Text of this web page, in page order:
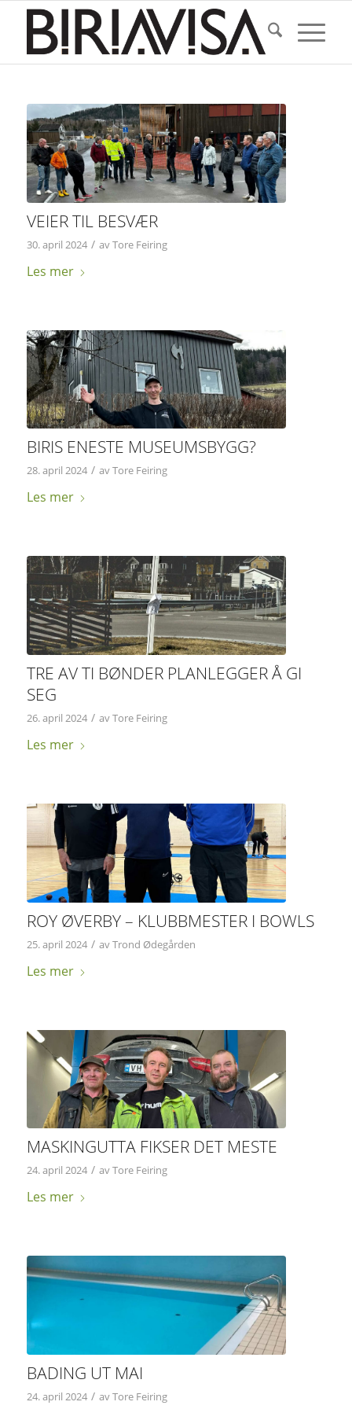
VEIER TIL BESVÆR
30. april 2024 / avTore Feiring
Les mer
BIRIS ENESTE MUSEUMSBYGG?
28. april 2024 / avTore Feiring
Les mer
TRE AV TI BØNDER PLANLEGGER Å GI
SEG
26. april 2024 / avTore Feiring
Les mer
ROY ØVERBY – KLUBBMESTER I BOWLS
25. april 2024 / avTrond Ødegården
Les mer
MASKINGUTTA FIKSER DET MESTE
24. april 2024 / avTore Feiring
Les mer
BADING UT MAI
24. april 2024 / avTore Feiring